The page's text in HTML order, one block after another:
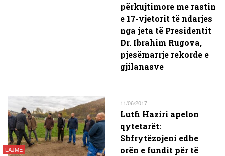
përkujtimore me rastin
e 17-vjetorit të ndarjes
nga jeta të Presidentit
Dr. Ibrahim Rugova,
pjesëmarrje rekorde e
gjilanasve
LAJME
11/06/2017
Lutfi Haziri apelon
qytetarët:
Shfrytëzojeni edhe
orën e fundit për të